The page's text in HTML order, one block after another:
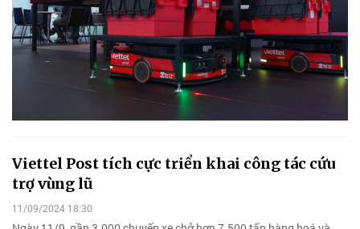
Viettel Post tích cực triển khai công tác cứu
trợ vùng lũ
11/09/2024 18:30